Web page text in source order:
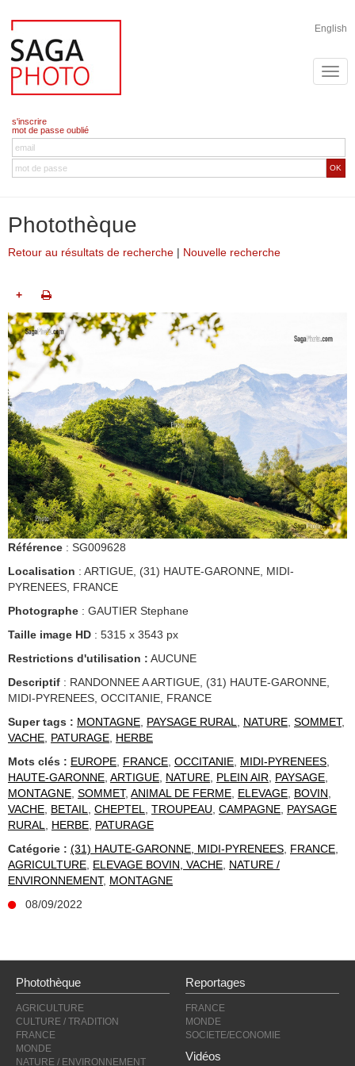
English
s'inscrire
mot de passe oublié
OK
Photothèque
Retour au résultats de recherche | Nouvelle recherche
+
Référence : SG009628
Localisation : ARTIGUE, (31) HAUTE-GARONNE, MIDI-
PYRENEES, FRANCE
Photographe : GAUTIER Stephane
Taille image HD : 5315 x 3543 px
Restrictions d'utilisation : AUCUNE
Descriptif : RANDONNEE A ARTIGUE, (31) HAUTE-GARONNE,
MIDI-PYRENEES, OCCITANIE, FRANCE
Super tags : MONTAGNE, PAYSAGE RURAL, NATURE, SOMMET,
VACHE, PATURAGE, HERBE
Mots clés : EUROPE, FRANCE, OCCITANIE, MIDI-PYRENEES,
HAUTE-GARONNE, ARTIGUE, NATURE, PLEIN AIR, PAYSAGE,
MONTAGNE, SOMMET, ANIMAL DE FERME, ELEVAGE, BOVIN,
VACHE, BETAIL, CHEPTEL, TROUPEAU, CAMPAGNE, PAYSAGE
RURAL, HERBE, PATURAGE
Catégorie : (31) HAUTE-GARONNE, MIDI-PYRENEES, FRANCE,
AGRICULTURE, ELEVAGE BOVIN, VACHE, NATURE /
ENVIRONNEMENT, MONTAGNE
08/09/2022
Photothèque
AGRICULTURE
CULTURE / TRADITION
FRANCE
MONDE
NATURE / ENVIRONNEMENT
Reportages
FRANCE
MONDE
SOCIETE/ECONOMIE
Vidéos